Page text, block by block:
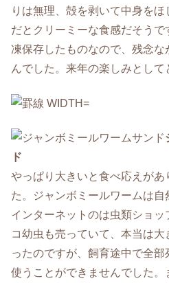
りは無理、殻を剥いて中身を
だとクリーミーな食感だそう
凍保存したものなので、残念
んでした。来年の楽しみとして
ド
やっぱり大きいと食べ応えが
た。ジャンボミールワームは自
インターネットのは虫類ショッ
コ幼虫も売っていて、本当は
ったのですが、飼育途中で全
使うことができませんでした